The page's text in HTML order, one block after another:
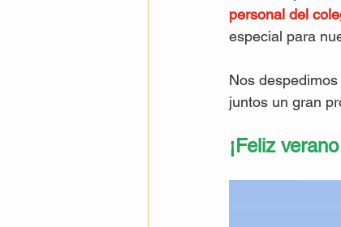
personal del
especial para
Nos
juntos un gran
¡Feliz